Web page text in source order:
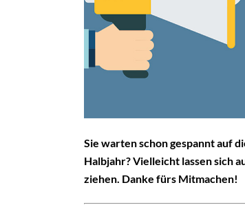
Sie warten schon gespannt auf
Halbjahr? Vielleicht lassen sich
ziehen. Danke fürs Mitmachen!